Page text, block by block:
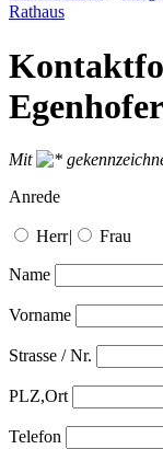
Rathaus
Egenhofer
Mit
Anrede
Herr| Frau
Name
Vorname
Strasse / Nr.
PLZ,Ort
Telefon